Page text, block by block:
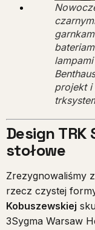
projekt i
Design
stołowe
Zrezygnowaliśmy
rzecz czystej
Kobuszewskiej
3Sygma Warsaw